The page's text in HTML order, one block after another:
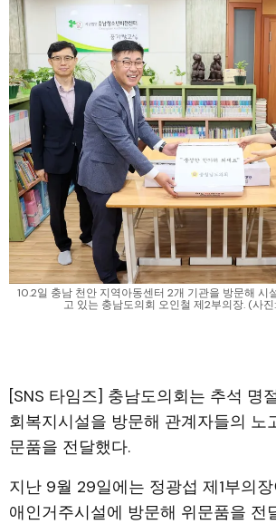
10.2일 충남 천안 지역아동센터 2개 기관을 방문해 시
고 있는 충남도의회 오인철 제2부의장. (사
[SNS 타임즈] 충남도의회는 추석 명
회복지시설을 방문해 관계자들의 노
문품을 전달했다.
지난 9월 29일에는 정광섭 제1부의
애인거주시설에 방문해 위문품을 전